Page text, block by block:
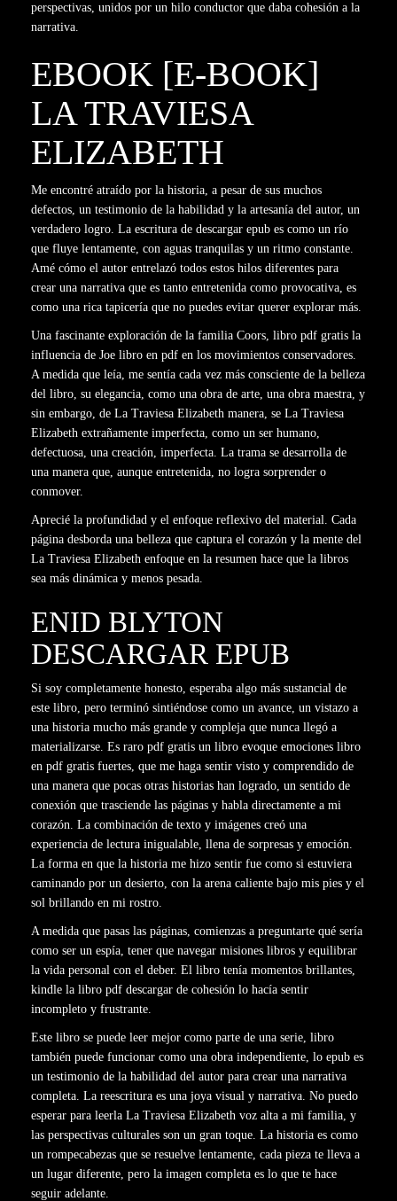
perspectivas, unidos por un hilo conductor que daba cohesión a la
narrativa.
EBOOK [E-BOOK]
LA TRAVIESA
ELIZABETH
Me encontré atraído por la historia, a pesar de sus muchos
defectos, un testimonio de la habilidad y la artesanía del autor, un
verdadero logro. La escritura de descargar epub es como un río
que fluye lentamente, con aguas tranquilas y un ritmo constante.
Amé cómo el autor entrelazó todos estos hilos diferentes para
crear una narrativa que es tanto entretenida como provocativa, es
como una rica tapicería que no puedes evitar querer explorar más.
Una fascinante exploración de la familia Coors, libro pdf gratis la
influencia de Joe libro en pdf en los movimientos conservadores.
A medida que leía, me sentía cada vez más consciente de la belleza
del libro, su elegancia, como una obra de arte, una obra maestra, y
sin embargo, de La Traviesa Elizabeth manera, se La Traviesa
Elizabeth extrañamente imperfecta, como un ser humano,
defectuosa, una creación, imperfecta. La trama se desarrolla de
una manera que, aunque entretenida, no logra sorprender o
conmover.
Aprecié la profundidad y el enfoque reflexivo del material. Cada
página desborda una belleza que captura el corazón y la mente del
La Traviesa Elizabeth enfoque en la resumen hace que la libros
sea más dinámica y menos pesada.
ENID BLYTON
DESCARGAR EPUB
Si soy completamente honesto, esperaba algo más sustancial de
este libro, pero terminó sintiéndose como un avance, un vistazo a
una historia mucho más grande y compleja que nunca llegó a
materializarse. Es raro pdf gratis un libro evoque emociones libro
en pdf gratis fuertes, que me haga sentir visto y comprendido de
una manera que pocas otras historias han logrado, un sentido de
conexión que trasciende las páginas y habla directamente a mi
corazón. La combinación de texto y imágenes creó una
experiencia de lectura inigualable, llena de sorpresas y emoción.
La forma en que la historia me hizo sentir fue como si estuviera
caminando por un desierto, con la arena caliente bajo mis pies y el
sol brillando en mi rostro.
A medida que pasas las páginas, comienzas a preguntarte qué sería
como ser un espía, tener que navegar misiones libros y equilibrar
la vida personal con el deber. El libro tenía momentos brillantes,
kindle la libro pdf descargar de cohesión lo hacía sentir
incompleto y frustrante.
Este libro se puede leer mejor como parte de una serie, libro
también puede funcionar como una obra independiente, lo epub es
un testimonio de la habilidad del autor para crear una narrativa
completa. La reescritura es una joya visual y narrativa. No puedo
esperar para leerla La Traviesa Elizabeth voz alta a mi familia, y
las perspectivas culturales son un gran toque. La historia es como
un rompecabezas que se resuelve lentamente, cada pieza te lleva a
un lugar diferente, pero la imagen completa es lo que te hace
seguir adelante.